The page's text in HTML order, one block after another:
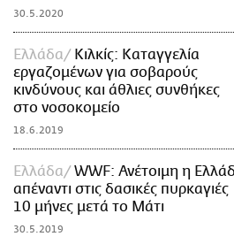
30.5.2020
Ελλάδα
Κιλκίς: Καταγγελία
εργαζομένων για σοβαρούς
κινδύνους και άθλιες συνθήκες
στο νοσοκομείο
18.6.2019
Ελλάδα
WWF: Ανέτοιμη η
απέναντι στις δασικές πυρκαγιές
10 μήνες μετά το Μάτι
30.5.2019